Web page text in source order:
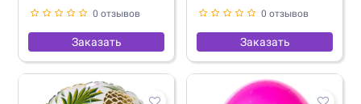
0 отзывов
Заказать
0 отзывов
Заказать